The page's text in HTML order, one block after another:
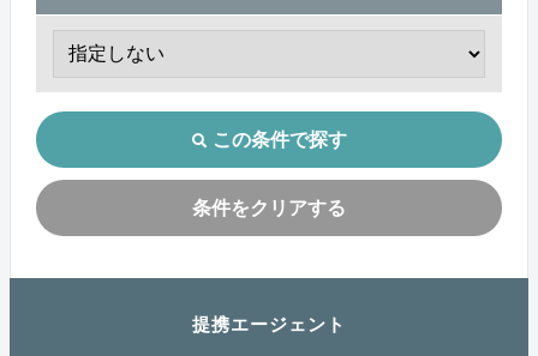
この条件で探す
条件をクリアする
提携エージェント